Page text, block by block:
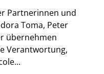
Partnerinnen und
Toma, Peter
übernehmen
Verantwortung,